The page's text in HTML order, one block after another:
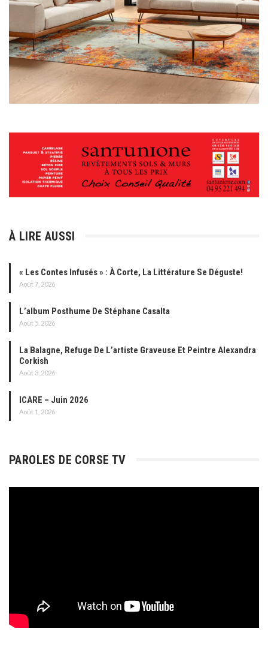
À LIRE AUSSI
« Les Contes Infusés » : À Corte, La Littérature Se Déguste!
Août 7, 2026
L’album Posthume De Stéphane Casalta
Août 5, 2026
La Balagne, Refuge De L’artiste Graveuse Et Peintre Alexandra
Corkish
Août 3, 2026
ICARE – Juin 2026
Août 1, 2026
PAROLES DE CORSE TV